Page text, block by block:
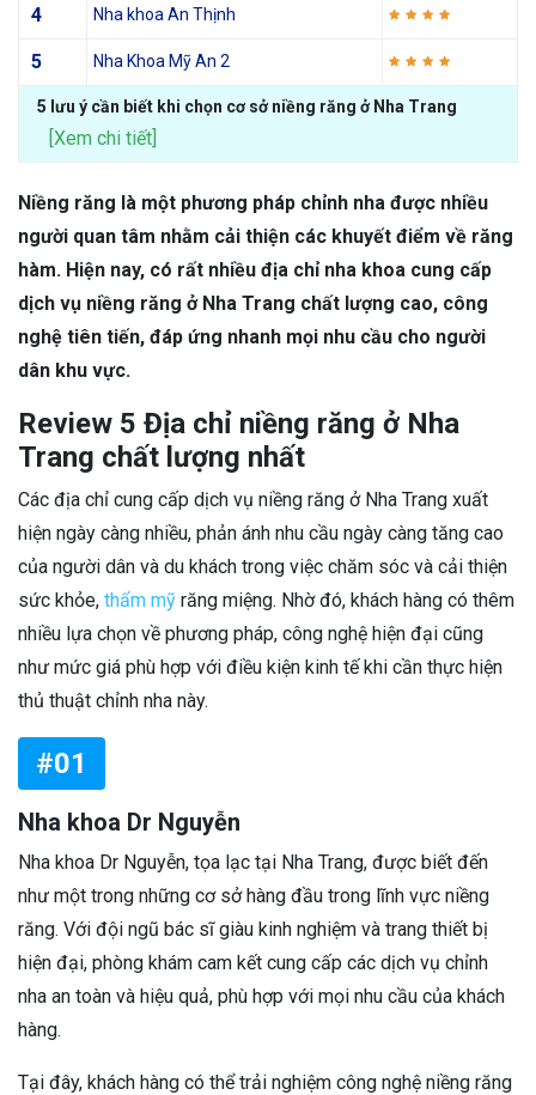
4 Nha khoa An Thịnh
5 Nha Khoa Mỹ An 2
5 lưu ý cần biết khi chọn cơ sở niềng răng ở Nha Trang
[Xem chi tiết]
Niềng răng là một phương pháp chỉnh nha được nhiều
người quan tâm nhằm cải thiện các khuyết điểm về răng
hàm. Hiện nay, có rất nhiều địa chỉ nha khoa cung cấp
dịch vụ niềng răng ở Nha Trang chất lượng cao, công
nghệ tiên tiến, đáp ứng nhanh mọi nhu cầu cho người
dân khu vực.
Review 5 Địa chỉ niềng răng ở Nha
Trang chất lượng nhất
Các địa chỉ cung cấp dịch vụ niềng răng ở Nha Trang xuất
hiện ngày càng nhiều, phản ánh nhu cầu ngày càng tăng cao
của người dân và du khách trong việc chăm sóc và cải thiện
sức khỏe, thẩm mỹ răng miệng. Nhờ đó, khách hàng có thêm
nhiều lựa chọn về phương pháp, công nghệ hiện đại cũng
như mức giá phù hợp với điều kiện kinh tế khi cần thực hiện
thủ thuật chỉnh nha này.
#01
Nha khoa Dr Nguyễn
Nha khoa Dr Nguyễn, tọa lạc tại Nha Trang, được biết đến
như một trong những cơ sở hàng đầu trong lĩnh vực niềng
răng. Với đội ngũ bác sĩ giàu kinh nghiệm và trang thiết bị
hiện đại, phòng khám cam kết cung cấp các dịch vụ chỉnh
nha an toàn và hiệu quả, phù hợp với mọi nhu cầu của khách
hàng.
Tại đây, khách hàng có thể trải nghiệm công nghệ niềng răng